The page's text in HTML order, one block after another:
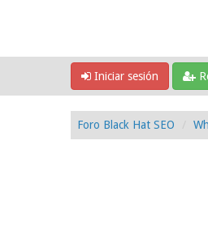
Iniciar sesión
Foro Black Hat SEO